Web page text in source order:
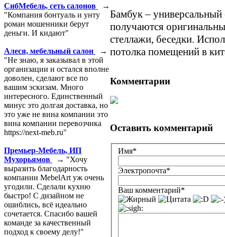
СибМебель, сеть салонов
→
"Компания бонтуаль и унту
роман мошенники берут
деньги. И кидают"
Алеся, мебельный салон
→
"Не знаю, я заказывал в этой
организации и остался вполне
доволен, сделают все по
вашим эскизам. Много
интересного. Единственный
минус это долгая доставка, но
это уже не вина компании это
вина компании перевозчика
https://next-meb.ru"
Премьер-Мебель, ИП
Мухорьямов
→ "Хочу
выразить благодарность
компании MebelArt уж очень
угодили. Сделали кухню
быстро! С дизайном не
ошиблись, всё идеально
сочетается. Спасибо вашей
команде за качественный
подход к своему делу!"
Бамбук –
получаются
стеллажи, беседки.
потолка помещений в
Комментарии
Оставить комментарий
Имя*
Электропочта*
Ваш комментарий*